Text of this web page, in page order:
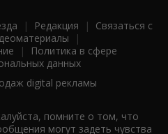
| Редакция | Связаться с
|
|
Политика в сфере
данных
digital рекламы
помните о том, что
могут задеть чувства